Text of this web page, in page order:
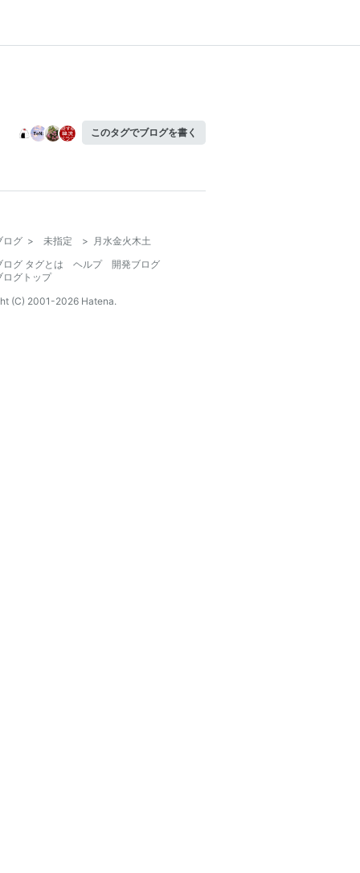
このタグでブログを書く
ログ > 未指定 > 月水金火木土
ログ タグとは
ヘルプ
開発ブログ
ログトップ
(C) 2001-2026 Hatena.